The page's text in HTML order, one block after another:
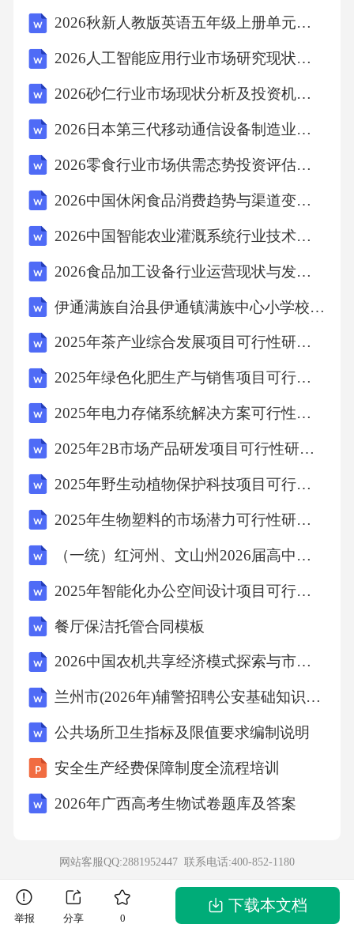
2.年度汇算清缴年度综合所得=纳税年度综合收
依法确定的3.经营所得（个体工商户生产经营所
得）应纳税所得额=全年收入总额-成本、费用、
税金、损失、其他支出4.财产租赁所得应纳税额
=[每次（月）收入额-应纳税额=[每次（月）收
0元为限）]×5.财产转让所得应纳税额=（收入总
额-财产原值-合理费用）×20%7.居民个人取得的
全年一次性奖金2.律师以个人名义再聘请其他人
员为其工作而支付的报酬。应由该律师按“劳务
报酬所得”项目负4.兼职律师从律师事务所取得
的工资按照“工资薪金所得”2.范围：城市、县
城、建制镇和工矿区4.应纳税额计算2.税率：3%
-5%1.纳税人：转让国有土地使用权、地上建筑
产开发成本：据实扣除：（D.与转让房地产有
关的税金：城建税及教育费附加等（不含允许
抵扣的进项税额）：（A.地价和相关税费B.房
屋及建筑物的评估价：重置成本×成新率C.与转
让房地产有关的税金（城建税、教育费附加、
印花税）1.纳税人：城市、县城、建制镇、工矿
区范围内（不包括农村）使用土地的单位和个
人（受益人1.纳税人：《车船税税目税额表》规
类、营业账簿类、证券交易类3.印花税应纳税额
2.资源税应纳税额的计算1.税务登记申请人：负
有纳税义务的纳税人（除国家机关、个人、无
固定生产经营场所的流动性农村小商贩外）2.多
事后报告3.税收保全：A.措施：冻结、扣押、查
2026秋新人教版英语五年级上册单元六Unit 6 Nature and us测试卷-基础卷附答案（文档中已插入听力音频）
2026人工智能应用行业市场研究现状评估及商业发展策略规划
2026砂仁行业市场现状分析及投资机会研究
2026日本第三代移动通信设备制造业市场供需分析及投资评估规划分析研究报告
2026零食行业市场供需态势投资评估规划研究报告
2026中国休闲食品消费趋势与渠道变革分析报告
2026中国智能农业灌溉系统行业技术发展水平及投资风险控制规划分析报告
2026食品加工设备行业运营现状与发展前景研究
伊通满族自治县伊通镇满族中心小学校一年级数学加减法练习题
2025年茶产业综合发展项目可行性研究报告
2025年绿色化肥生产与销售项目可行性研究报告
2025年电力存储系统解决方案可行性研究报告
2025年2B市场产品研发项目可行性研究报告
2025年野生动植物保护科技项目可行性研究报告
2025年生物塑料的市场潜力可行性研究报告
（一统）红河州、文山州2026届高中毕业生第一次复习统一检测 物理试卷
2025年智能化办公空间设计项目可行性研究报告
餐厅保洁托管合同模板
2026中国农机共享经济模式探索与市场可行性研究
兰州市(2026年)辅警招聘公安基础知识考试题库及答案
公共场所卫生指标及限值要求编制说明
安全生产经费保障制度全流程培训
2026年广西高考生物试卷题库及答案
网站客服QQ:2881952447 联系电话:400-852-1180
举报 分享 0
下载本文档